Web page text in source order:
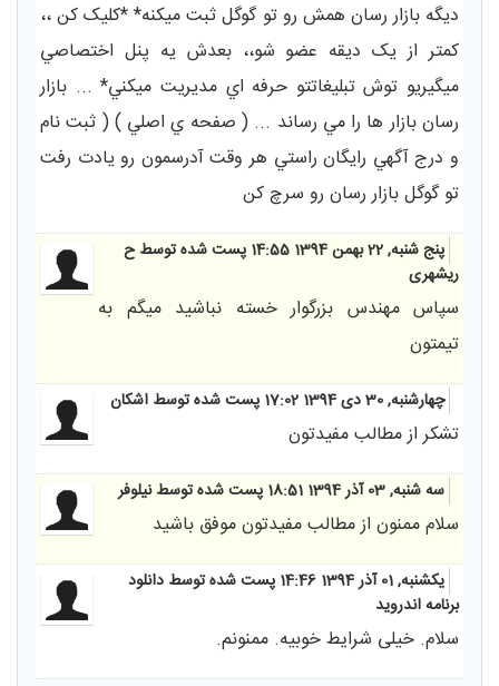
ديگه بازار رسان همش رو تو گوگل ثبت ميکنه* *کليک کن ،،
کمتر از يک ديقه عضو شو،، بعدش يه پنل اختصاصي
ميگيريو توش تبليغاتتو حرفه اي مديريت ميکني* ... بازار
رسان‏ بازار ها را مي رساند ... ( صفحه ي اصلي ) ( ثبت نام
و درج آگهي رايگان راستي هر وقت آدرسمون رو يادت رفت
تو گوگل بازار رسان رو سرچ کن
پنج شنبه, 22 بهمن 1394 14:55
پست شده توسط ح
ریشهری
سپاس مهندس بزرگوار خسته نباشید میگم به
تیمتون
چهارشنبه, 30 دی 1394 17:02 پست شده توسط اشکان
تشکر از مطالب مفیدتون
سه شنبه, 03 آذر 1394 18:51 پست شده توسط نیلوفر
سلام ممنون از مطالب مفیدتون موفق باشید
یکشنبه, 01 آذر 1394 14:46
پست شده توسط دانلود
برنامه اندروید
سلام. خیلی شرایط خوبیه. ممنونم.